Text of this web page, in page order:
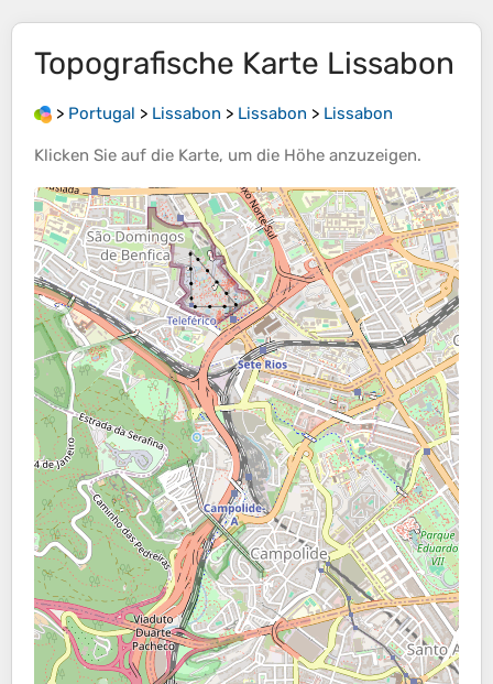
Topografische Karte Lissabon
> Portugal > Lissabon > Lissabon > Lissabon
Klicken Sie auf die Karte, um die Höhe anzuzeigen.